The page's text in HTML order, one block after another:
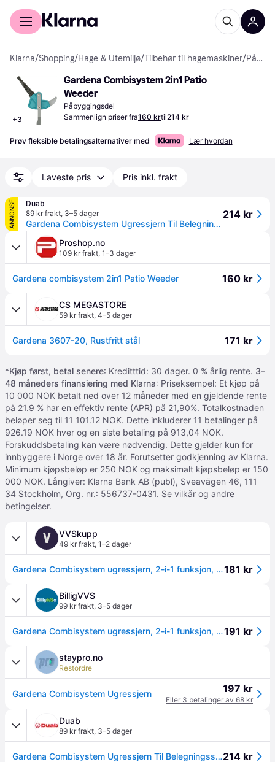
For kunder
Klarna/Shopping/Hage & Utemiljø/Tilbehør til hagemaskiner/ Påbyggingsdeler
+3
Gardena Combisystem 2in1 Patio
Weeder
Påbyggingsdel
Sammenlign priser fra160 krtil214 kr
Prøv fleksible betalingsalternativer med Lær hvordan
Laveste pris Pris inkl. frakt
ANNONSE
Duab
89 kr frakt, 3–5 dager
Gardena Combisystem Ugressjern Til Belegningssten 2I1
214 kr
Proshop.no
109 kr frakt, 1–3 dager
Gardena combisystem 2in1 Patio Weeder 160 kr
CS MEGASTORE
59 kr frakt, 4–5 dager
Gardena 3607-20, Rustfritt stål 171 kr
*Kjøp først, betal senere: Kreditttid: 30 dager. 0 % årlig rente. 3–
48 måneders finansiering med Klarna: Priseksempel: Et kjøp på
10 000 NOK betalt ned over 12 måneder med en gjeldende rente
på 21.9 % har en effektiv rente (APR) på 21,90%. Totalkostnaden
beløper seg til 11 101.12 NOK. Dette inkluderer 11 betalinger på
926.19 NOK hver og en siste betaling på 913,04 NOK.
Forskuddsbetaling kan være nødvendig. Dette gjelder kun for
innbyggere i Norge over 18 år. Forutsetter godkjenning av Klarna.
Minimum kjøpsbeløp er 250 NOK og maksimalt kjøpsbeløp er 150
000 NOK. Långiver: Klarna Bank AB (publ), Sveavägen 46, 111
34 Stockholm, Org. nr.: 556737-0431. Se vilkår og andre
betingelser.
V VVSkupp
49 kr frakt, 1–2 dager
Gardena Combisystem ugressjern, 2-i-1 funksjon, rustfritt stål181 kr
BilligVVS
99 kr frakt, 3–5 dager
Gardena Combisystem ugressjern, 2-i-1 funksjon, rustfritt stål191 kr
staypro.no
Restordre
Gardena Combisystem Ugressjern 197 kr
Eller 3 betalinger av 68 kr
Duab
89 kr frakt, 3–5 dager
Gardena Combisystem Ugressjern Til Belegningssten 2I1214 kr